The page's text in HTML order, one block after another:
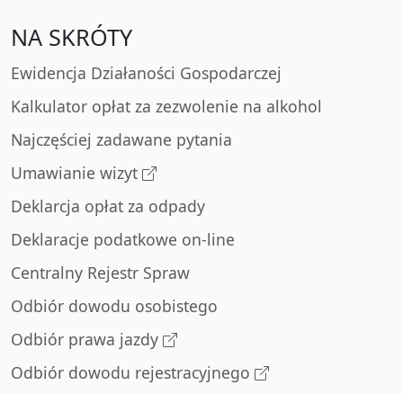
NA SKRÓTY
Ewidencja Działaności Gospodarczej
Kalkulator opłat za zezwolenie na alkohol
Najczęściej zadawane pytania
Umawianie wizyt
Deklarcja opłat za odpady
Deklaracje podatkowe on-line
Centralny Rejestr Spraw
Odbiór dowodu osobistego
Odbiór prawa jazdy
Odbiór dowodu rejestracyjnego